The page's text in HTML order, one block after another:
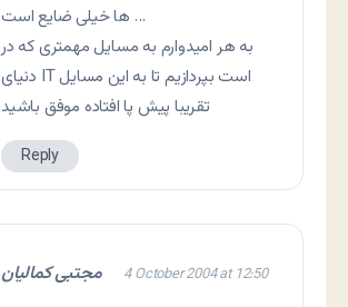
ها خیلی ضایع است …
به هر امیدوارم به مسایل مهمتری که در
دنیای IT است بپردازیم تا به این مسایل
تقریبا پیش پا افتاده موفق باشید
Reply
مجتبی کمالیان 4 October 2004 at 12:50